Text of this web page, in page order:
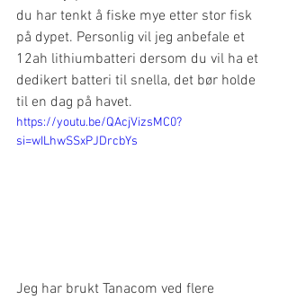
du har tenkt å fiske mye etter stor fisk
på dypet. Personlig vil jeg anbefale et
12ah lithiumbatteri dersom du vil ha et
dedikert batteri til snella, det bør holde
til en dag på havet.
https://youtu.be/QAcjVizsMC0?
si=wILhwSSxPJDrcbYs
Jeg har brukt Tanacom ved flere